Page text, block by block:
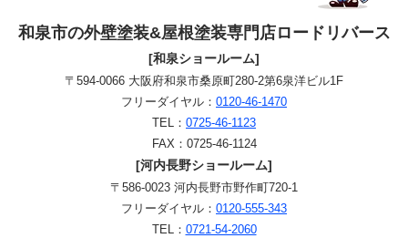
和泉市の外壁塗装&屋根塗装専門店ロードリバース
[和泉ショールーム]
〒594-0066 大阪府和泉市桑原町280-2第6泉洋ビル1F
フリーダイヤル： 0120-46-1470
TEL： 0725-46-1123
FAX：0725-46-1124
[河内長野ショールーム]
〒586-0023 河内長野市野作町720-1
フリーダイヤル： 0120-555-343
TEL： 0721-54-2060